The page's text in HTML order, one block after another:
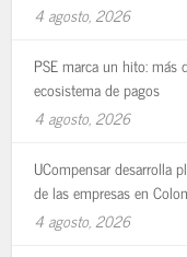
4 agosto, 2026
PSE marca un hito: más
ecosistema de pagos
4 agosto, 2026
UCompensar desarrolla
de las empresas en
4 agosto, 2026